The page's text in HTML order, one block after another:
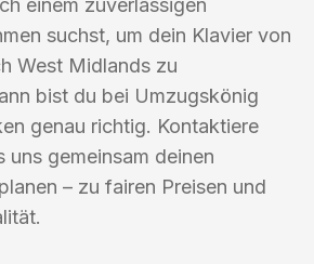
einem zuverlässigen
suchst, um dein Klavier von
West Midlands zu
bist du bei Umzugskönig
genau richtig. Kontaktiere
uns gemeinsam deinen
– zu fairen Preisen und